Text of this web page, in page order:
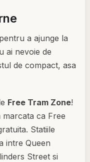
a ajunge la
ai nevoie de
de compact, asa
Free Tram Zone!
ca Free
Statiile
intre Queen
Street si